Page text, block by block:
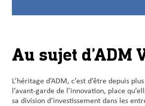
Connexion
Approvisionnement
Au sujet d’ADM
L’héritage d’ADM, c’est d’être depuis
l’avant-garde de l’innovation, place
sa division d’investissement dans les